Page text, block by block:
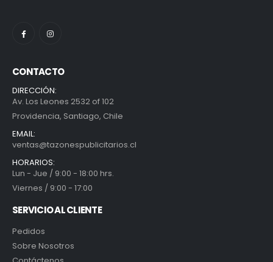
CONTACTO
DIRECCIÓN:
Av. Los Leones 2532 of 102
Providencia, Santiago, Chile
EMAIL:
ventas@tazonespublicitarios.cl
HORARIOS:
Lun - Jue / 9:00 - 18:00 hrs.
Viernes / 9:00 - 17:00
SERVICIO AL CLIENTE
Pedidos
Sobre Nosotros